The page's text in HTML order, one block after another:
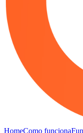
HomeComo funciona